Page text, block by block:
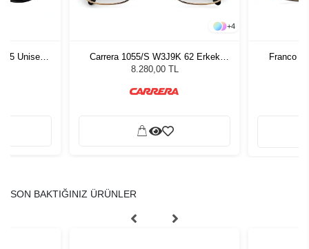
55 Unisex
+4
Carrera 1055/S W3J9K 62 Erkek
Güneş Gözlüğü
8.280,00 TL
Franco
SON BAKTIĞINIZ ÜRÜNLER